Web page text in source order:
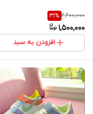
2,200,000
31%
1,500,000
افزودن به سبد